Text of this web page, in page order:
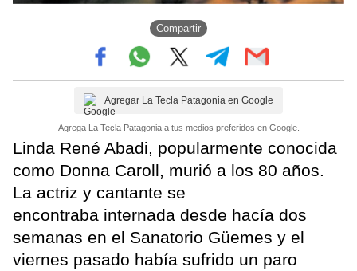
Compartir
Agregar La Tecla Patagonia en Google
Agrega La Tecla Patagonia a tus medios preferidos en Google.
Linda René Abadi, popularmente conocida
como Donna Caroll, murió a los 80 años.
La actriz y cantante se
encontraba internada desde hacía dos
semanas en el Sanatorio Güemes y el
viernes pasado había sufrido un paro